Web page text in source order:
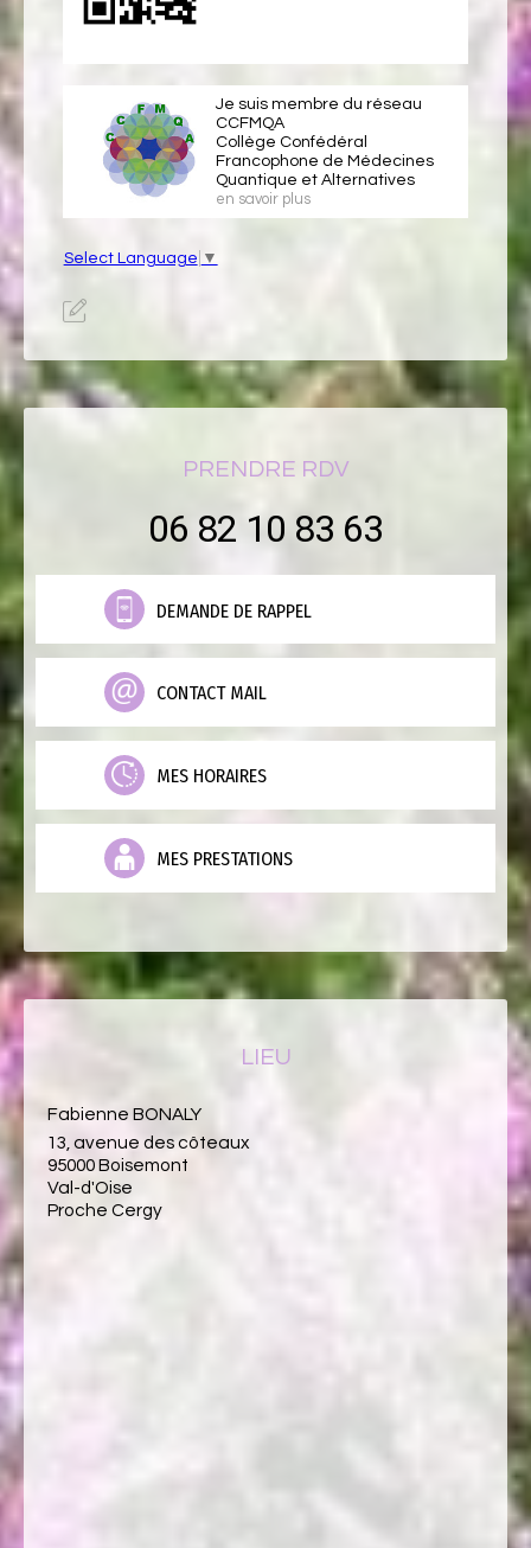
Je suis membre du réseau
CCFMQA
Collège Confédéral
Francophone de Médecines
Quantique et Alternatives
en savoir plus
Select Language ▼
PRENDRE RDV
06 82 10 83 63
DEMANDE DE RAPPEL
CONTACT MAIL
MES HORAIRES
MES PRESTATIONS
LIEU
Fabienne BONALY
13, avenue des côteaux
95000 Boisemont
Val-d'Oise
Proche Cergy